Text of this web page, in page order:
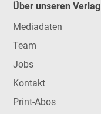
Über unseren Verlag
Mediadaten
Team
Jobs
Kontakt
Print-Abos